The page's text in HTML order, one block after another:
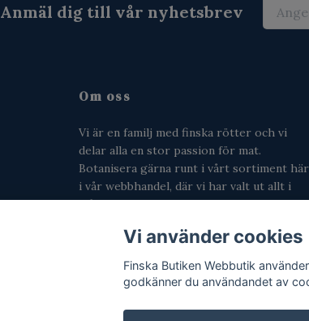
Anmäl dig till vår nyhetsbrev
Om oss
Vi är en familj med finska rötter och vi
delar alla en stor passion för mat.
Botanisera gärna runt i vårt sortiment här
i vår webbhandel, där vi har valt ut allt i
från tjärschampo till surskorpor,
Vi använder cookies
Finska Butiken Webbutik
godkänner du användandet av